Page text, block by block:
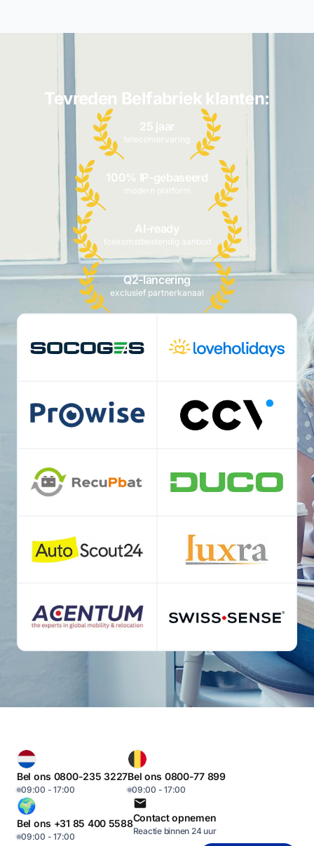
Tevreden Belfabriek klanten:
25 jaar
telecomervaring
100% IP-gebaseerd
modern platform
AI-ready
toekomstbestendig aanbod
Q2-lancering
exclusief partnerkanaal
Bel ons 0800-235 3227
09:00 - 17:00
Bel ons 0800-77 899
09:00 - 17:00
Bel ons +31 85 400 5588
09:00 - 17:00
Contact opnemen
Reactie binnen 24 uur